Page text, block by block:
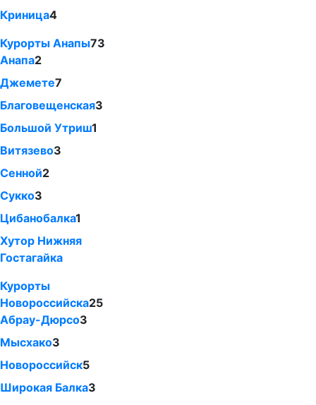
Криница4
Курорты Анапы73
Анапа2
Джемете7
Благовещенская3
Большой Утриш1
Витязево3
Сенной2
Сукко3
Цибанобалка1
Хутор Нижняя
Гостагайка
Курорты
Новороссийска25
Абрау-Дюрсо3
Мысхако3
Новороссийск5
Широкая Балка3